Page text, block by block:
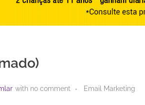
with no comment Email Marketing